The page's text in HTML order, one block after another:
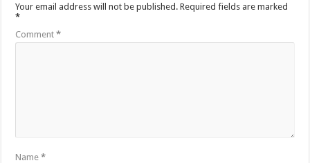
Your email address will not be published. Required fields are marked
*
Comment*
Name*